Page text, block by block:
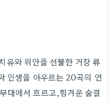
유와 위안을 선물한 거장 류
인생을 아우르는 20곡의 연
대에서 흐르고,힘겨운 숨결